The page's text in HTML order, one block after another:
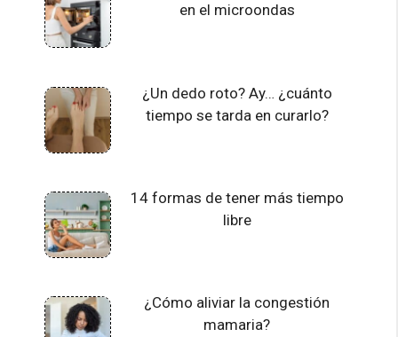
en el microondas
¿Un dedo roto? Ay… ¿cuánto
tiempo se tarda en curarlo?
14 formas de tener más tiempo
libre
¿Cómo aliviar la congestión
mamaria?